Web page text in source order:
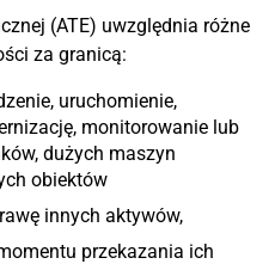
(ATE) uwzględnia różne
za granicą:
uruchomienie,
monitorowanie lub
dużych maszyn
obiektów
innych aktywów,
przekazania ich